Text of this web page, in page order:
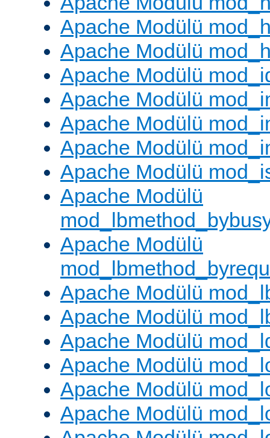
Apache Modülü
Apache Modülü
Apache Modülü
Apache Modülü
Apache Modülü
Apache Modülü
Apache Modülü
Apache Modülü
Apache Modülü
Apache Modülü
Apache Modülü
Apache Modülü
Apache Modülü
Apache Modülü
Apache Modülü